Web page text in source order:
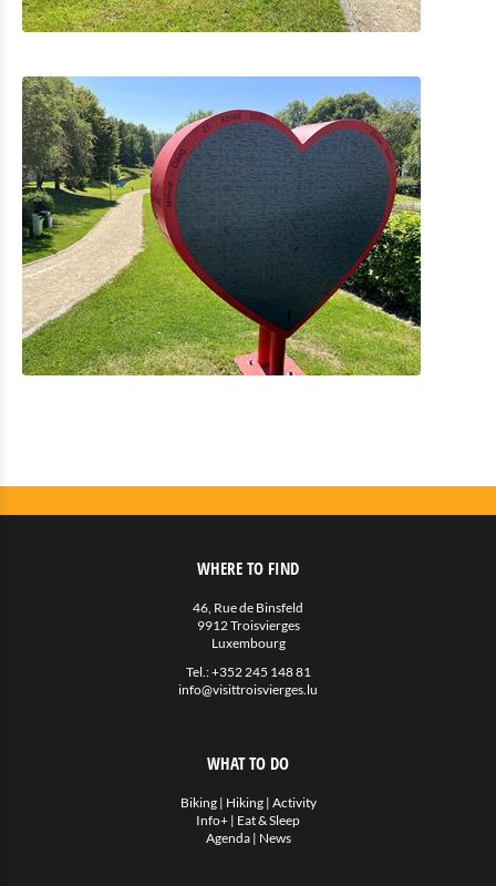
WHERE TO FIND
46, Rue de Binsfeld
9912 Troisvierges
Luxembourg
Tel.:+352 245 148 81
info@visittroisvierges.lu
WHAT TO DO
Biking| Hiking| Activity
Info+ | Eat & Sleep
Agenda| News